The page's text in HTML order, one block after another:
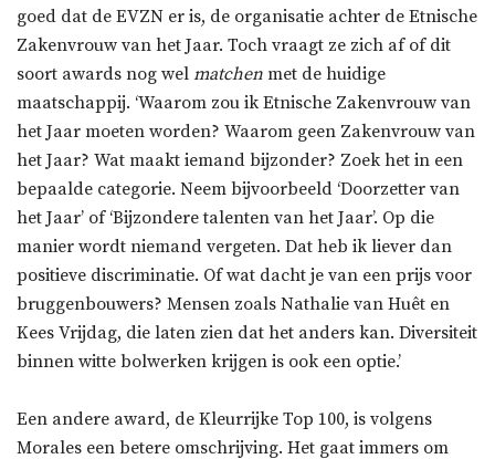
goed dat de EVZN er is, de organisatie achter de Etnische
Zakenvrouw van het Jaar. Toch vraagt ze zich af of dit
soort awards nog wel matchen met de huidige
maatschappij. ‘Waarom zou ik Etnische Zakenvrouw van
het Jaar moeten worden? Waarom geen Zakenvrouw van
het Jaar? Wat maakt iemand bijzonder? Zoek het in een
bepaalde categorie. Neem bijvoorbeeld ‘Doorzetter van
het Jaar’ of ‘Bijzondere talenten van het Jaar’. Op die
manier wordt niemand vergeten. Dat heb ik liever dan
positieve discriminatie. Of wat dacht je van een prijs voor
bruggenbouwers? Mensen zoals Nathalie van Huêt en
Kees Vrijdag, die laten zien dat het anders kan. Diversiteit
binnen witte bolwerken krijgen is ook een optie.’
Een andere award, de Kleurrijke Top 100, is volgens
Morales een betere omschrijving. Het gaat immers om